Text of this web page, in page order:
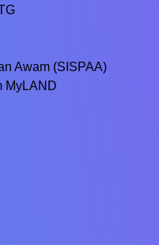
Awam (SISPAA)
MyLAND